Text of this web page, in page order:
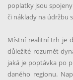
poplatky jsou
či náklady na údržbu
Místní realitní trh je
důležité rozumět
jaká je poptávka po
daného regionu.
Jednou